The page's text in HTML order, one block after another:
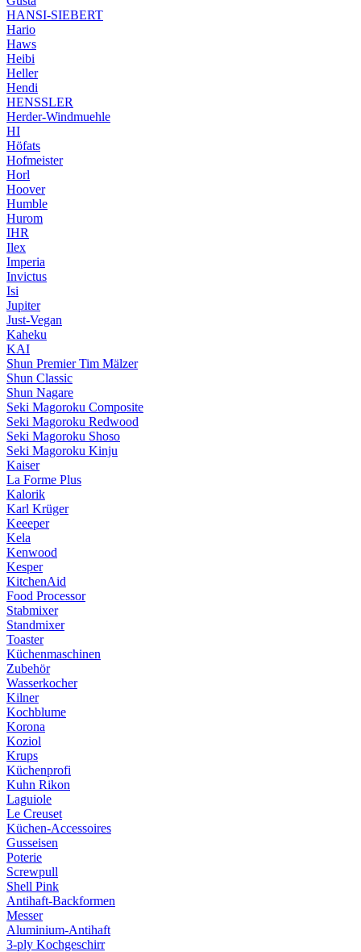
HANSI-SIEBERT
Hario
Haws
Heibi
Heller
Hendi
HENSSLER
Herder-Windmuehle
HI
Höfats
Hofmeister
Horl
Hoover
Humble
Hurom
IHR
Ilex
Imperia
Invictus
Isi
Jupiter
Just-Vegan
Kaheku
KAI
Shun Premier Tim Mälzer
Shun Classic
Shun Nagare
Seki Magoroku Composite
Seki Magoroku Redwood
Seki Magoroku Shoso
Seki Magoroku Kinju
Kaiser
La Forme Plus
Kalorik
Karl Krüger
Keeeper
Kela
Kenwood
Kesper
KitchenAid
Food Processor
Stabmixer
Standmixer
Toaster
Küchenmaschinen
Zubehör
Wasserkocher
Kilner
Kochblume
Korona
Koziol
Krups
Küchenprofi
Kuhn Rikon
Laguiole
Le Creuset
Küchen-Accessoires
Gusseisen
Poterie
Screwpull
Shell Pink
Antihaft-Backformen
Messer
Aluminium-Antihaft
3-ply Kochgeschirr